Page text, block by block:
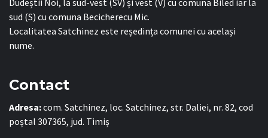
Dudeștii Noi, la sud-vest (SV) și vest (V) cu comuna Biled iar la
sud (S) cu comuna Becicherecu Mic.
Localitatea Satchinez este reședința comunei cu același
nume.
Contact
Adresa:com. Satchinez, loc. Satchinez, str. Daliei, nr. 82, cod
poștal 307365, jud. Timiș